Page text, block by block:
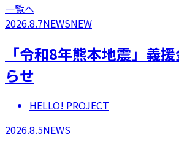
一覧へ
2026.8.7NEWSNEW
「令和8年熊本地震」義
らせ
HELLO! PROJECT
2026.8.5NEWS